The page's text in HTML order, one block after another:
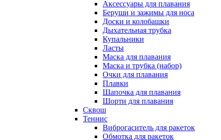
Аксессуары для плавания
Беруши и зажимы для носа
Доски и колобашки
Дыхательная трубка
Купальники
Ласты
Маска для плавания
Маска и трубка (набор)
Очки для плавания
Плавки
Шапочка для плавания
Шорти для плавания
Сквош
Теннис
Виброгаситель для ракеток
Обмотка для ракеток